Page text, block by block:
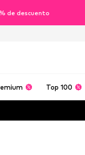
de descuento
Top 100